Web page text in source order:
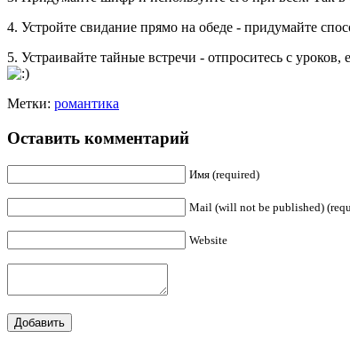
4. Устройте свидание прямо на обеде - придумайте
5. Устраивайте тайные встречи - отпроситесь с
Метки: романтика
Оставить комментарий
Имя (required)
Mail (will not be published)
Website